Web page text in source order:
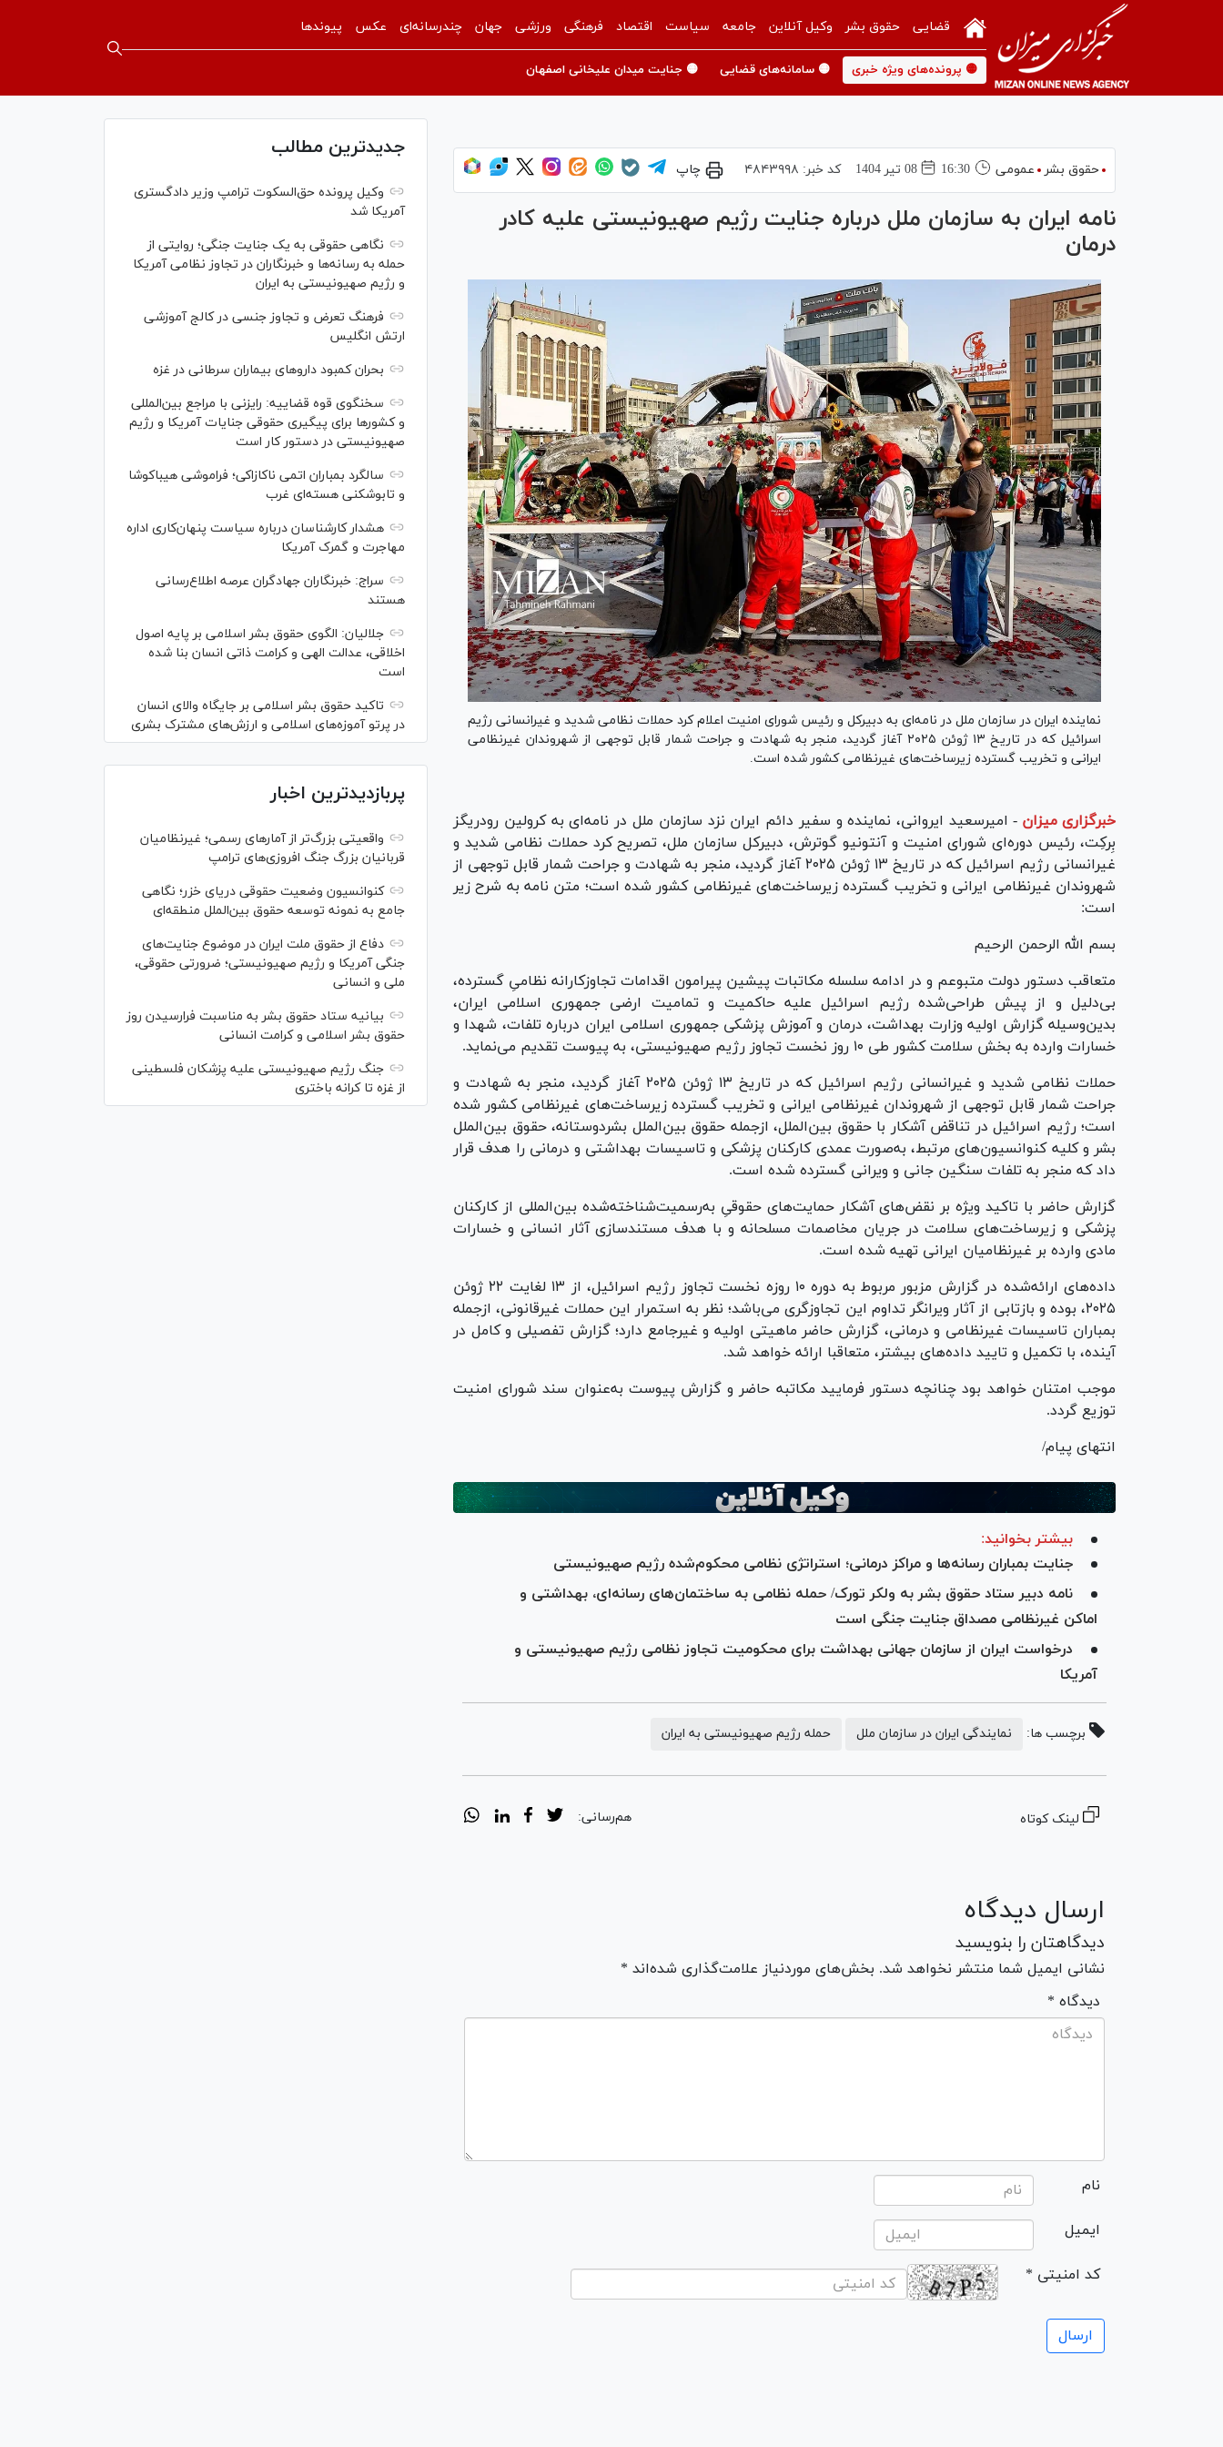
قضایی حقوق بشر وکیل آنلاین جامعه سیاست اقتصاد فرهنگی ورزشی جهان چندرسانه‌ای عکس پیوندها
🟡 پرونده‌های ویژه خبری 🟡 سامانه‌های قضایی 🟡 جنایت میدان علیخانی اصفهان
حقوق بشر عمومی 16:30 08 تير 1404 کد خبر: ۴۸۴۳۹۹۸ چاپ
نامه ایران به سازمان ملل درباره جنایت رژیم صهیونیستی علیه کادر
درمان
نماینده ایران در سازمان ملل در نامه‌ای به دبیرکل و رئیس شورای امنیت اعلام کرد حملات نظامی شدید و غیرانسانی رژیم
اسرائیل که در تاریخ ۱۳ ژوئن ۲۰۲۵ آغاز گردید، منجر به شهادت و جراحت شمار قابل توجهی از شهروندان غیرنظامی
ایرانی و تخریب گسترده زیرساخت‌های غیرنظامی کشور شده است.
خبرگزاری میزان - امیرسعید ایروانی، نماینده و سفیر دائم ایران نزد سازمان ملل در نامه‌ای به کرولین رودریگز
بِرکِت، رئیس دوره‌ای شورای امنیت و آنتونیو گوترش، دبیرکل سازمان ملل، تصریح کرد حملات نظامی شدید و
غیرانسانی رژیم اسرائیل که در تاریخ ۱۳ ژوئن ۲۰۲۵ آغاز گردید، منجر به شهادت و جراحت شمار قابل توجهی از
شهروندان غیرنظامی ایرانی و تخریب گسترده زیرساخت‌های غیرنظامی کشور شده است؛ متن نامه به شرح زیر
است:
بسم الله الرحمن الرحیم
متعاقب دستور دولت متبوعم و در ادامه‌ سلسله مکاتبات پیشین پیرامون اقدامات تجاوزکارانه‌ نظامیِ گسترده،
بی‌دلیل و از پیش طراحی‌شده‌ رژیم اسرائیل علیه حاکمیت و تمامیت ارضی جمهوری اسلامی ایران،
بدین‌وسیله گزارش اولیه‌ وزارت بهداشت، درمان و آموزش پزشکی جمهوری اسلامی ایران درباره تلفات، شهدا و
خسارات وارده به بخش سلامت کشور طی ۱۰ روز نخست تجاوز رژیم صهیونیستی، به پیوست تقدیم می‌نماید.
حملات نظامی شدید و غیرانسانی رژیم اسرائیل که در تاریخ ۱۳ ژوئن ۲۰۲۵ آغاز گردید، منجر به شهادت و
جراحت شمار قابل توجهی از شهروندان غیرنظامی ایرانی و تخریب گسترده زیرساخت‌های غیرنظامی کشور شده
است؛ رژیم اسرائیل در تناقض آشکار با حقوق بین‌الملل، ازجمله حقوق بین‌الملل بشردوستانه، حقوق بین‌الملل
بشر و کلیه کنوانسیون‌های مرتبط، به‌صورت عمدی کارکنان پزشکی و تاسیسات بهداشتی و درمانی را هدف قرار
داد که منجر به تلفات سنگین جانی و ویرانی گسترده شده است.
گزارش حاضر با تاکید ویژه بر نقض‌های آشکار حمایت‌های حقوقیِ به‌رسمیت‌شناخته‌شده‌ بین‌المللی از کارکنان
پزشکی و زیرساخت‌های سلامت در جریان مخاصمات مسلحانه و با هدف مستندسازی آثار انسانی و خسارات
مادی وارده بر غیرنظامیان ایرانی تهیه شده است.
داده‌های ارائه‌شده در گزارش مزبور مربوط به دوره‌ ۱۰ روزه‌ نخست تجاوز رژیم اسرائیل، از ۱۳ لغایت ۲۲ ژوئن
۲۰۲۵، بوده و بازتابی از آثار ویرانگر تداوم این تجاوزگری می‌باشد؛ نظر به استمرار این حملات غیرقانونی، ازجمله
بمباران تاسیسات غیرنظامی و درمانی، گزارش حاضر ماهیتی اولیه و غیرجامع دارد؛ گزارش تفصیلی و کامل در
آینده، با تکمیل و تایید داده‌های بیشتر، متعاقبا ارائه خواهد شد.
موجب امتنان خواهد بود چنانچه دستور فرمایید مکاتبه حاضر و گزارش پیوست به‌عنوان سند شورای امنیت
توزیع گردد.
انتهای پیام/
بیشتر بخوانید:
جنایت بمباران رسانه‌ها و مراکز درمانی؛ استراتژی نظامی محکوم‌شده رژیم صهیونیستی
نامه دبیر ستاد حقوق بشر به ولکر تورک/ حمله نظامی به ساختمان‌های رسانه‌ای، بهداشتی و
اماکن غیرنظامی مصداق جنایت جنگی است
درخواست ایران از سازمان جهانی بهداشت برای محکومیت تجاوز نظامی رژیم صهیونیستی و
آمریکا
برچسب ها: نمایندگی ایران در سازمان ملل حمله رژیم صهیونیستی به ایران
لینک کوتاه هم‌رسانی:
ارسال دیدگاه
دیدگاهتان را بنویسید
نشانی ایمیل شما منتشر نخواهد شد. بخش‌های موردنیاز علامت‌گذاری شده‌اند *
* دیدگاه
نام
ایمیل
* کد امنیتی
جدیدترین مطالب
وکیل پرونده حق‌السکوت ترامپ وزیر دادگستری
آمریکا شد
نگاهی حقوقی به یک جنایت جنگی؛ روایتی از
حمله به رسانه‌ها و خبرنگاران در تجاوز نظامی آمریکا
و رژیم صهیونیستی به ایران
فرهنگ تعرض و تجاوز جنسی در کالج آموزشی
ارتش انگلیس
بحران کمبود دارو‌های بیماران سرطانی در غزه
سخنگوی قوه قضاییه: رایزنی‌ با مراجع بین‌المللی
و کشور‌ها برای پیگیری حقوقی جنایات آمریکا و رژیم
صهیونیستی در دستور کار است
سالگرد بمباران اتمی ناکازاکی؛ فراموشی هیباکوشا
و تابوشکنی هسته‌ای غرب
هشدار کارشناسان درباره سیاست پنهان‌کاری اداره
مهاجرت و گمرک آمریکا
سراج: خبرنگاران جهادگران عرصه اطلاع‌رسانی
هستند
جلالیان: الگوی حقوق بشر اسلامی بر پایه اصول
اخلاقی، عدالت الهی و کرامت ذاتی انسان بنا شده
است
تاکید حقوق بشر اسلامی بر جایگاه والای انسان
در پرتو آموزه‌های اسلامی و ارزش‌های مشترک بشری
پربازدیدترین اخبار
واقعیتی بزرگ‌تر از آمار‌های رسمی؛ غیرنظامیان
قربانیان بزرگ جنگ افروزی‌های ترامپ
کنوانسیون وضعیت حقوقی دریای خزر؛ نگاهی
جامع به نمونه توسعه حقوق بین‌الملل منطقه‌ای
دفاع از حقوق ملت ایران در موضوع جنایت‌های
جنگی آمریکا و رژیم صهیونیستی؛ ضرورتی حقوقی،
ملی و انسانی
بیانیه ستاد حقوق بشر به مناسبت فرارسیدن روز
حقوق بشر اسلامی و کرامت انسانی
جنگ رژیم صهیونیستی علیه پزشکان فلسطینی
از غزه تا کرانه باختری